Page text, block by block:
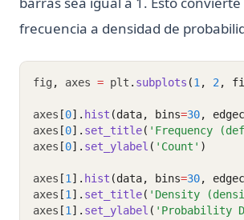
frecuencia a densidad de
fig , axes = plt . subplots (1 , 2 ,
axes [0]. hist (data, bins=30,
axes [0]. set_title( 'Frequency
axes [0]. set_ylabel ( 'Count' )
axes [1 ]. hist (data, bins=30,
axes [1 ]. set_title( 'Density
axes [1 ]. set_ylabel ( 'Probability